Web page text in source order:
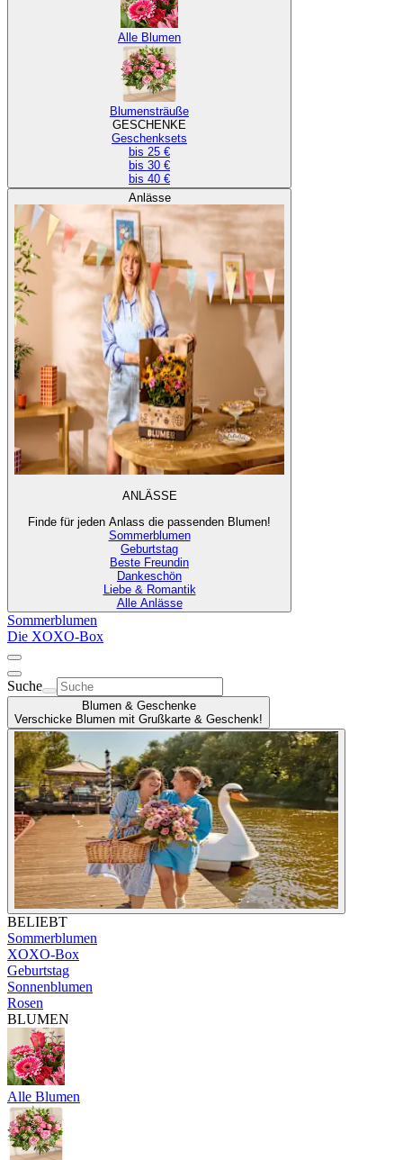
Alle Blumen
Blumensträuße
GESCHENKE
Geschenksets
bis 25 €
bis 30 €
bis 40 €
Anlässe
ANLÄSSE
Finde für jeden Anlass die passenden Blumen!
Sommerblumen
Geburtstag
Beste Freundin
Dankeschön
Liebe & Romantik
Alle Anlässe
Sommerblumen
Die XOXO-Box
Suche
Blumen & Geschenke
Verschicke Blumen mit Grußkarte & Geschenk!
BELIEBT
Sommerblumen
XOXO-Box
Geburtstag
Sonnenblumen
Rosen
BLUMEN
Alle Blumen